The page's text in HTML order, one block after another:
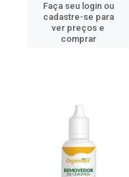
Faça seu login ou
cadastre-se para
ver preços e
comprar